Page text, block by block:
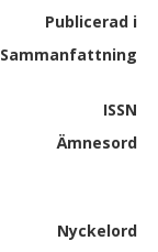
Publicerad i
Sammanfattning
ISSN
Ämnesord
Nyckelord